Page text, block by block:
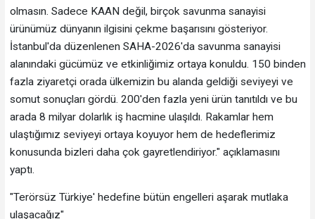
olmasın. Sadece KAAN değil, birçok savunma sanayisi
ürünümüz dünyanın ilgisini çekme başarısını gösteriyor.
İstanbul'da düzenlenen SAHA-2026'da savunma sanayisi
alanındaki gücümüz ve etkinliğimiz ortaya konuldu. 150 binden
fazla ziyaretçi orada ülkemizin bu alanda geldiği seviyeyi ve
somut sonuçları gördü. 200'den fazla yeni ürün tanıtıldı ve bu
arada 8 milyar dolarlık iş hacmine ulaşıldı. Rakamlar hem
ulaştığımız seviyeyi ortaya koyuyor hem de hedeflerimiz
konusunda bizleri daha çok gayretlendiriyor." açıklamasını
yaptı.
"Terörsüz Türkiye' hedefine bütün engelleri aşarak mutlaka
ulaşacağız"